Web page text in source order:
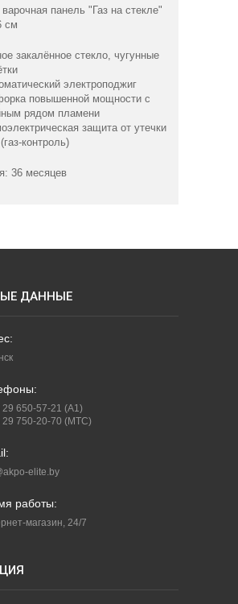
варочная панель "Газ на стекле"
см
закалённое стекло, чугунные
электроподжиг
повышенной мощности с
рядом пламени
защита от утечки
контроль)
36 месяцев
ДАННЫЕ
29 650-57-21 (A1)
29 750-20-70 (МТС)
elite.by
работы:
магазин, 24/7